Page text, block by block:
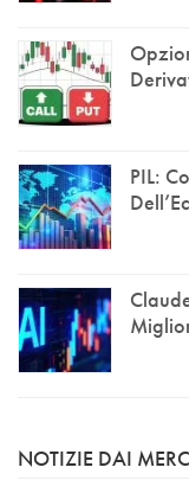
PIL:
NOTIZIE DAI